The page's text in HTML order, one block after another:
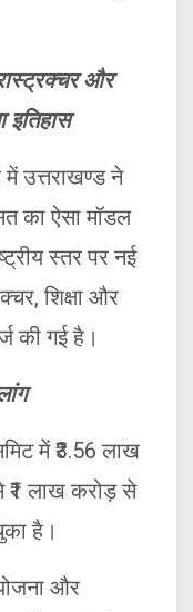
और
इतिहास
उत्तराखण्ड ने
का ऐसा मॉडल
स्तर पर नई
शिक्षा और
की गई है।
में ₹3.56 लाख
लाख करोड़ से
है।
और